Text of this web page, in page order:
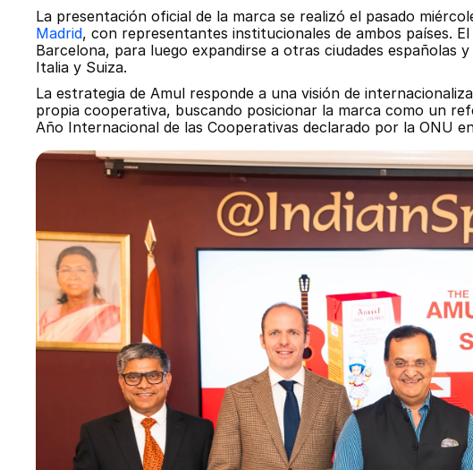
La presentación oficial de la marca se realizó el pasado
Madrid, con representantes institucionales de ambos países.
Barcelona, para luego expandirse a otras ciudades españolas
Italia y Suiza.
La estrategia de Amul responde a una visión de
propia cooperativa, buscando posicionar la marca como un
Año Internacional de las Cooperativas declarado por la ONU